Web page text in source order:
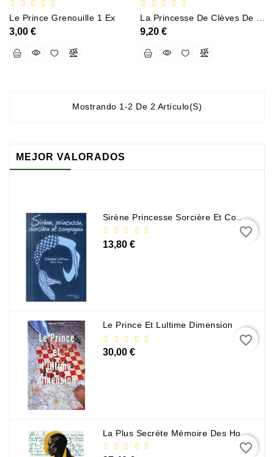
Fantasy
Et
Science-
Merchandising
Parascolaire
Thriller
Religion
Ésotérisme
Romans
Nouvelles
Genre
Romance
Sciences
Sociales
Le Prince Grenouille 1 Ex
3,00 € 9,20 €
Mostrando 1-2 De 2 Artículo(s)
MEJOR VALORADOS
Sirène Princesse Sorcière Et Compagnie
13,80 €
favorite_border
Le Prince Et Lultime Dimension
30,00 €
favorite_border
La Plus Secrète Mémoire Des Hommes - Mohamed Mbougar Sarr
favorite_border